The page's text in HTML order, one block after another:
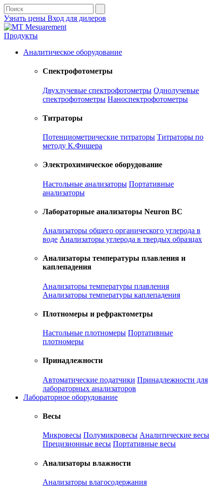
Узнать цены Вход для дилеров
Продукты
Аналитическое оборудование
Спектрофотометры
Двухлучевые спектрофотометры Однолучевые
спектрофотометры Наноспектрофотометры
Титраторы
Потенциометрические титраторы Титраторы по
методу К.Фишера
Электрохимическое оборудование
Настольные анализаторы Портативные
анализаторы
Лабораторные анализаторы Neuron BC
Анализаторы общего органического углерода в
воде Анализаторы углерода в твердых образцах
Анализаторы температуры плавления и
каплепадения
Анализаторы температуры плавления
Анализаторы температуры каплепадения
Плотномеры и рефрактометры
Настольные плотномеры Портативные
плотномеры
Принадлежности
Автоматические податчики Принадлежности для
лабораторных анализаторов
Лабораторное оборудование
Весы
Микровесы Полумикровесы Аналитические весы
Прецизионные весы Портативные весы
Анализаторы влажности
Анализаторы влагосодержания